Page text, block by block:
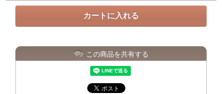
この商品を共有する